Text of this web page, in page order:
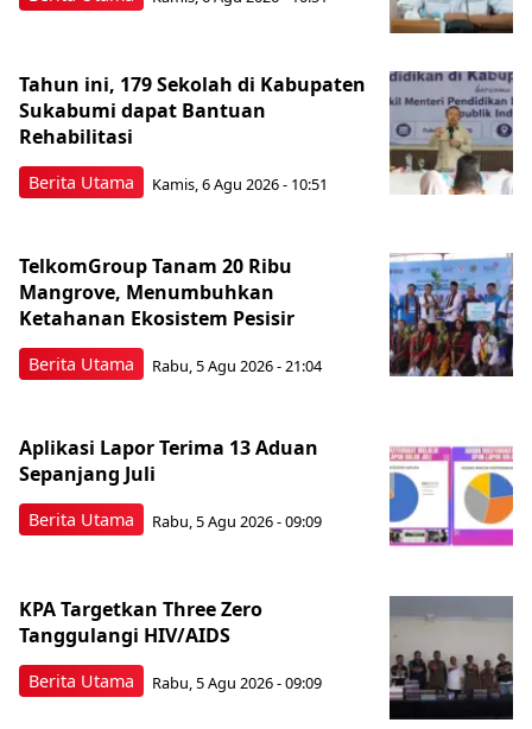
Berita Utama
Tahun ini, 179 Sekolah di Kabupaten
Sukabumi dapat Bantuan
Rehabilitasi
Kamis, 6 Agu 2026 - 10:51
Berita Utama
TelkomGroup Tanam 20 Ribu
Mangrove, Menumbuhkan
Ketahanan Ekosistem Pesisir
Rabu, 5 Agu 2026 - 21:04
Berita Utama
Aplikasi Lapor Terima 13 Aduan
Sepanjang Juli
Rabu, 5 Agu 2026 - 09:09
Berita Utama
KPA Targetkan Three Zero
Tanggulangi HIV/AIDS
Rabu, 5 Agu 2026 - 09:09